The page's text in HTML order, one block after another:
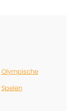
Olympische
Spelen